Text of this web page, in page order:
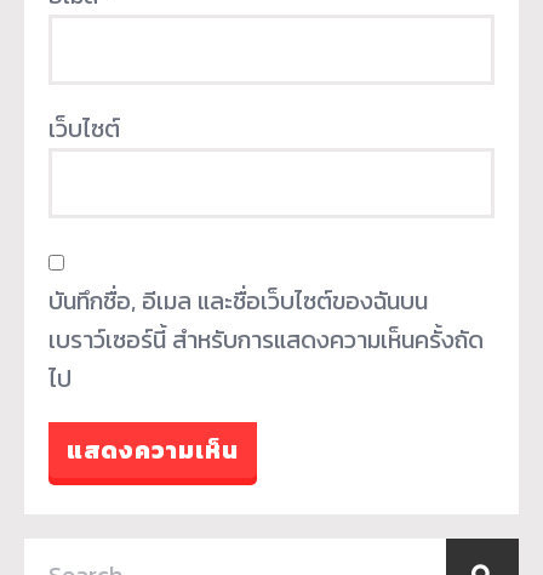
เว็บไซต์
บันทึกชื่อ, อีเมล และชื่อเว็บไซต์ของฉันบน
เบราว์เซอร์นี้ สำหรับการแสดงความเห็นครั้งถัด
ไป